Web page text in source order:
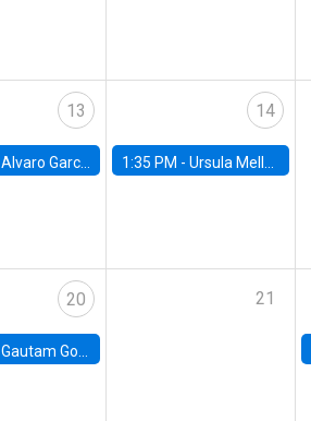
13
Alvaro Garcia-Marin, Universidad de Los Andes
14
1:35 PM -Ursula Mello, Insper - Institute of Education and Research
20
Gautam Gowrisankaran, Columbia University
21